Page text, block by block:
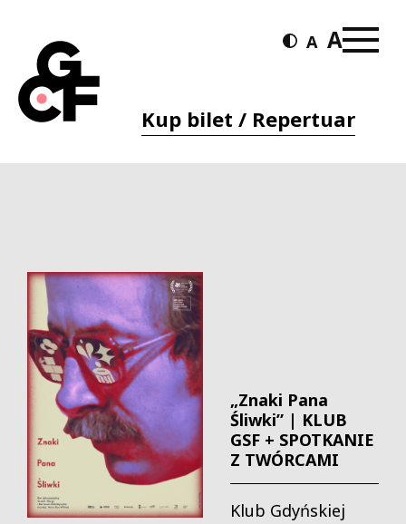
Kup bilet / Repertuar
„Znaki Pana
Śliwki” | KLUB
GSF + SPOTKANIE
Z TWÓRCAMI
Klub Gdyńskiej